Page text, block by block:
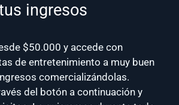
ingresos
$50.000 y accede con
de entretenimiento a muy buen
comercializándolas.
del botón a continuación y